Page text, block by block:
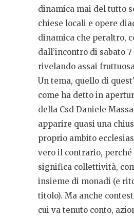
dinamica mai del tutto
chiese locali e opere
dinamica che peraltro,
dall’incontro di sabato
rivelando assai
Un tema, quello di
come ha detto in
della Csd Daniele
apparire quasi una
proprio ambito
vero il contrario,
significa collettività,
insieme di monadi (e
titolo). Ma anche
cui va tenuto conto,